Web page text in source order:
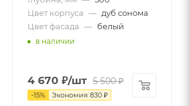
Цвет корпуса — дуб сонома
Цвет фасада — белый
в наличии
4 670 ₽/шт 5 500₽
-15% Экономия830 ₽